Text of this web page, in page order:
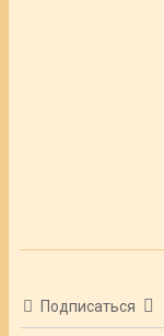
Подписаться